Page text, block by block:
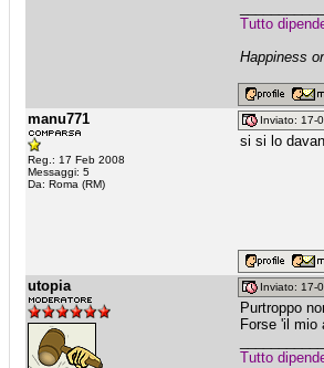
Tutto
Happiness
manu771
Reg.: 17 Feb 2008
Messaggi: 5
Da: Roma (RM)
Inviato: 17-
si si lo
utopia Inviato: 17-
Purtroppo
Forse 'il mio
Tutto